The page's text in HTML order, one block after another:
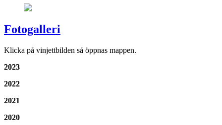
Fotogalleri
Klicka på vinjettbilden så öppnas mappen.
2023
2022
2021
2020